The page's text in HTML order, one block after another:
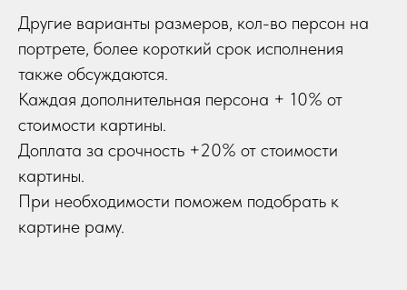
Другие варианты размеров, кол-во персон на
портрете, более короткий срок исполнения
также обсуждаются.
Каждая дополнительная персона + 10% от
стоимости картины.
Доплата за срочность +20% от стоимости
картины.
При необходимости поможем подобрать к
картине раму.